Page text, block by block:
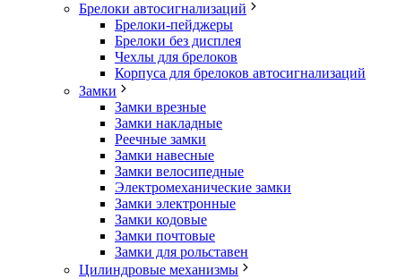
Брелоки автосигнализаций
Брелоки-пейджеры
Брелоки без дисплея
Чехлы для брелоков
Корпуса для брелоков автосигнализаций
Замки
Замки врезные
Замки накладные
Реечные замки
Замки навесные
Замки велосипедные
Электромеханические замки
Замки электронные
Замки кодовые
Замки почтовые
Замки для рольставен
Цилиндровые механизмы